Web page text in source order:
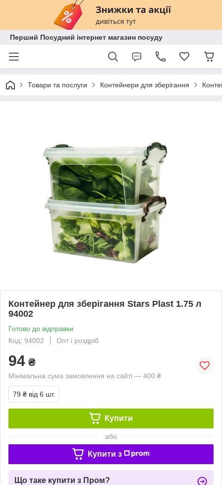
Перший Посудний інтернет магазин посуду
Товари та послуги Контейнери для зберігання
Контейнер для зберігання Stars Plast 1.75 л
94002
Готово до відправки
Код: 94002
Опт і роздріб
94 ₴
Мінімальна сума замовлення на сайті — 400 ₴
79 ₴ від 6 шт.
Купити
або
Купити з
Що таке купити з Пром?